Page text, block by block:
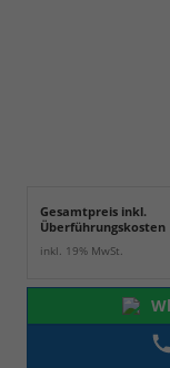
Gesamtpreis inkl.
Überführungskosten
inkl. 19% MwSt.